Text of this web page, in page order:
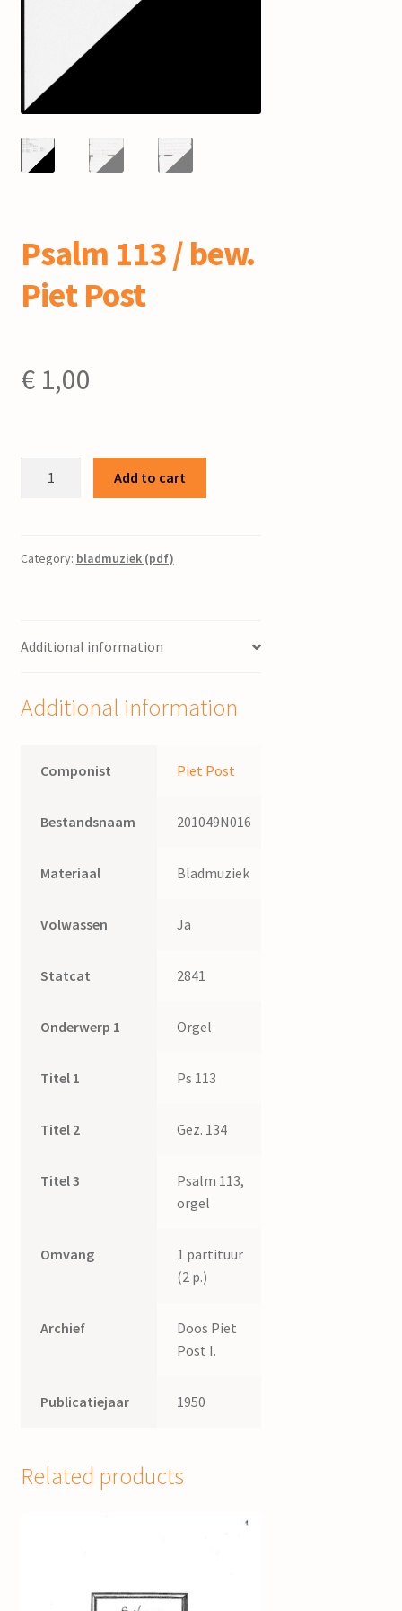
Psalm 113 / bew.
Piet Post
€1,00
Piet
Add to cart
Category: bladmuziek (pdf)
Additional information
Additional information
Componist Piet Post
Bestandsnaam 201049N016
Materiaal Bladmuziek
Volwassen Ja
Statcat 2841
Onderwerp 1 Orgel
Titel 1 Ps 113
Titel 2 Gez. 134
Titel 3
Psalm 113,
orgel
Omvang
1 partituur
(2 p.)
Archief
Doos Piet
Post I.
Publicatiejaar 1950
Related products